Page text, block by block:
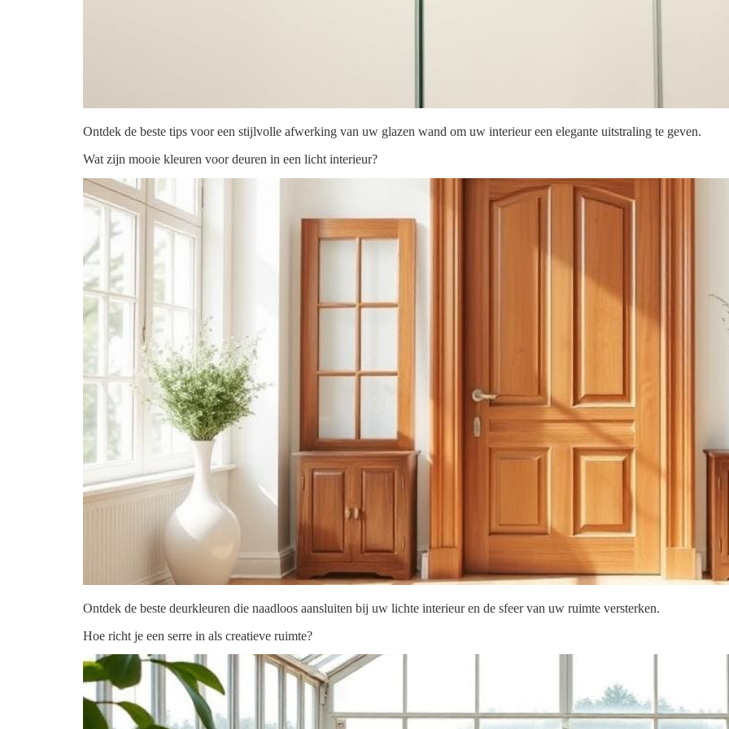
Ontdek de beste tips voor een stijlvolle afwerking van uw glazen wand om uw interieur een elegante uitstraling te geven.
Wat zijn mooie kleuren voor deuren in een licht interieur?
Ontdek de beste deurkleuren die naadloos aansluiten bij uw lichte interieur en de sfeer van uw ruimte versterken.
Hoe richt je een serre in als creatieve ruimte?